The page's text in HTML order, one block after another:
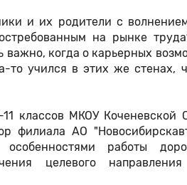
и их родители с
на рынке
важно, когда о карьерных
то учился в этих же стенах,
11 классов МКОУ
филиала АО
работы
целевого